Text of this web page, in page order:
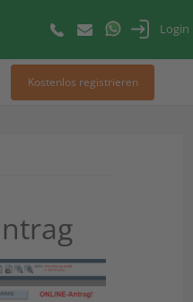
Login
Kostenlos registrieren